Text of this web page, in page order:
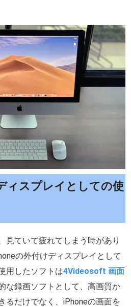
ィスプレイとしての使
見ていて疲れてしまう時があり
の外付けディスプレイとして
用したソフトは4Videosoft 画面
な録画ソフトとして、高画質か
るだけでなく、iPhoneの画面を